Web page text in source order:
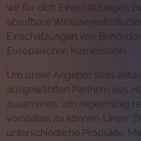
wir für dich Einschätzungen
abrufbare
Einschätzungen von
Europäischen Kommission.
Um unser Angebot stets
ausgewählten Partnern aus
zusammen, um regelmäßig
vorstellen zu können. Unser
unterschiedliche Produkte,